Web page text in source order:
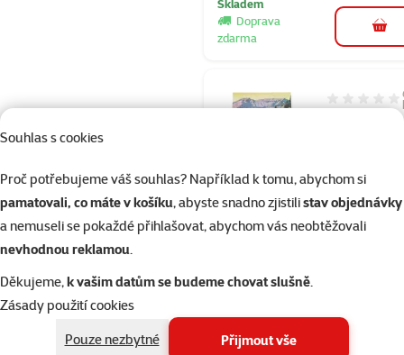
Souhlas s cookies
Proč potřebujeme váš souhlas? Například k tomu, abychom si
pamatovali, co máte v košíku, abyste snadno zjistilistav objednávky
a nemuseli se pokaždé přihlašovat, abychom vás neobtěžovali
nevhodnou reklamou.
Děkujeme,k vašim datům se budeme chovat slušně.
Zásady použití cookies
Pouze nezbytné
Přijmout vše
Skladem
Doprava
zdarma
do
Hodnocení
Cena
889 Kč
Cena za 100 g:
Hodnocení